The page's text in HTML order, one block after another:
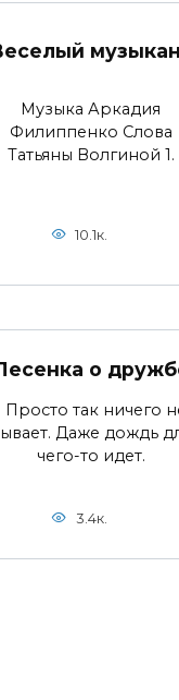
Музыка Аркадия
Филиппенко Слова
Татьяны Волгиной 1.
10.1к.
о
Просто так ничего
Даже дождь
чего-то идет.
3.4к.